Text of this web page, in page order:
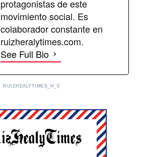
protagonistas de este
movimiento social. Es
colaborador constante en
ruizheralytimes.com.
See Full Bio
RUIZHEALYTIMES_H_0